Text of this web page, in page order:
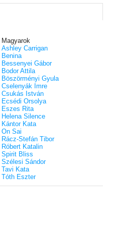
Magyarok
Ashley Carrigan
Benina
Bessenyei Gábor
Bodor Attila
Böszörményi Gyula
Cselenyák Imre
Csukás István
Ecsédi Orsolya
Eszes Rita
Helena Silence
Kántor Kata
On Sai
Rácz-Stefán Tibor
Róbert Katalin
Spirit Bliss
Szélesi Sándor
Tavi Kata
Tóth Eszter